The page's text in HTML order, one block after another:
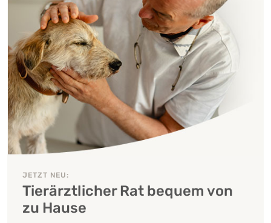
JETZT NEU:
Tierärztlicher Rat bequem von
zu Hause